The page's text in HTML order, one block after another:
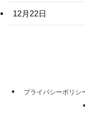
12月22日
プライバシーポリシ